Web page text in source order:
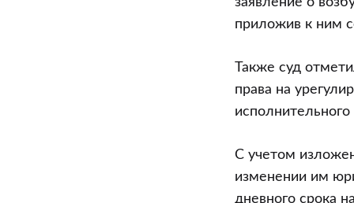
приложив к ним
Также суд
права на
исполнительного
С учетом
изменении им
дневного срока